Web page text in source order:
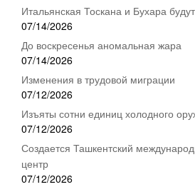
Итальянская Тоскана и Бухара
07/14/2026
До воскресенья аномальная жара
07/14/2026
Изменения в трудовой миграции
07/12/2026
Изъяты сотни единиц холодного
07/12/2026
Создается Ташкентский
центр
07/12/2026